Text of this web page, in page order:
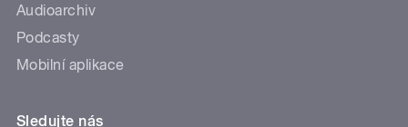
Audioarchiv
Podcasty
Mobilní aplikace
Sledujte nás